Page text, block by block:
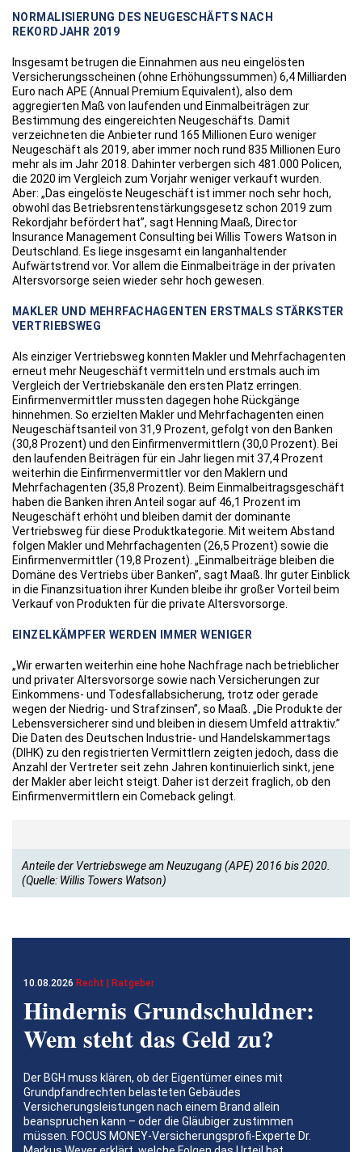
NORMALISIERUNG DES NEUGESCHÄFTS NACH
REKORDJAHR 2019
Insgesamt betrugen die Einnahmen aus neu eingelösten
Versicherungsscheinen (ohne Erhöhungssummen) 6,4 Milliarden
Euro nach APE (Annual Premium Equivalent), also dem
aggregierten Maß von laufenden und Einmalbeiträgen zur
Bestimmung des eingereichten Neugeschäfts. Damit
verzeichneten die Anbieter rund 165 Millionen Euro weniger
Neugeschäft als 2019, aber immer noch rund 835 Millionen Euro
mehr als im Jahr 2018. Dahinter verbergen sich 481.000 Policen,
die 2020 im Vergleich zum Vorjahr weniger verkauft wurden.
Aber: „Das eingelöste Neugeschäft ist immer noch sehr hoch,
obwohl das Betriebsrentenstärkungsgesetz schon 2019 zum
Rekordjahr befördert hat”, sagt Henning Maaß, Director
Insurance Management Consulting bei Willis Towers Watson in
Deutschland. Es liege insgesamt ein langanhaltender
Aufwärtstrend vor. Vor allem die Einmalbeiträge in der privaten
Altersvorsorge seien wieder sehr hoch gewesen.
MAKLER UND MEHRFACHAGENTEN ERSTMALS STÄRKSTER
VERTRIEBSWEG
Als einziger Vertriebsweg konnten Makler und Mehrfachagenten
erneut mehr Neugeschäft vermitteln und erstmals auch im
Vergleich der Vertriebskanäle den ersten Platz erringen.
Einfirmenvermittler mussten dagegen hohe Rückgänge
hinnehmen. So erzielten Makler und Mehrfachagenten einen
Neugeschäftsanteil von 31,9 Prozent, gefolgt von den Banken
(30,8 Prozent) und den Einfirmenvermittlern (30,0 Prozent). Bei
den laufenden Beiträgen für ein Jahr liegen mit 37,4 Prozent
weiterhin die Einfirmenvermittler vor den Maklern und
Mehrfachagenten (35,8 Prozent). Beim Einmalbeitragsgeschäft
haben die Banken ihren Anteil sogar auf 46,1 Prozent im
Neugeschäft erhöht und bleiben damit der dominante
Vertriebsweg für diese Produktkategorie. Mit weitem Abstand
folgen Makler und Mehrfachagenten (26,5 Prozent) sowie die
Einfirmenvermittler (19,8 Prozent). „Einmalbeiträge bleiben die
Domäne des Vertriebs über Banken”, sagt Maaß. Ihr guter Einblick
in die Finanzsituation ihrer Kunden bleibe ihr großer Vorteil beim
Verkauf von Produkten für die private Altersvorsorge.
EINZELKÄMPFER WERDEN IMMER WENIGER
„Wir erwarten weiterhin eine hohe Nachfrage nach betrieblicher
und privater Altersvorsorge sowie nach Versicherungen zur
Einkommens- und Todesfallabsicherung, trotz oder gerade
wegen der Niedrig- und Strafzinsen”, so Maaß. „Die Produkte der
Lebensversicherer sind und bleiben in diesem Umfeld attraktiv.”
Die Daten des Deutschen Industrie- und Handelskammertags
(DIHK) zu den registrierten Vermittlern zeigten jedoch, dass die
Anzahl der Vertreter seit zehn Jahren kontinuierlich sinkt, jene
der Makler aber leicht steigt. Daher ist derzeit fraglich, ob den
Einfirmenvermittlern ein Comeback gelingt.
Anteile der Vertriebswege am Neuzugang (APE) 2016 bis 2020.
(Quelle: Willis Towers Watson)
10.08.2026 Recht | Ratgeber
Hindernis Grundschuldner:
Wem steht das Geld zu?
Der BGH muss klären, ob der Eigentümer eines mit
Grundpfandrechten belasteten Gebäudes
Versicherungsleistungen nach einem Brand allein
beanspruchen kann – oder die Gläubiger zustimmen
müssen. FOCUS MONEY-Versicherungsprofi-Experte Dr.